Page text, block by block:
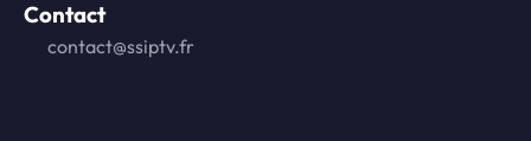
Contact
contact@ssiptv.fr